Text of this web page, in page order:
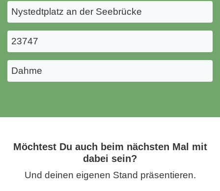
Nystedtplatz an der Seebrücke
23747
Dahme
Möchtest Du auch beim nächsten Mal mit
dabei sein?
Und deinen eigenen Stand präsentieren.